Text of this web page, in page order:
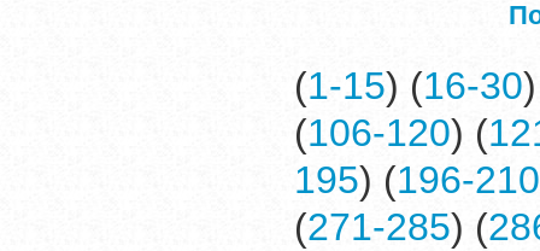
(1-15) (16-30
(106-120) (
195) (196-210
(271-285) (